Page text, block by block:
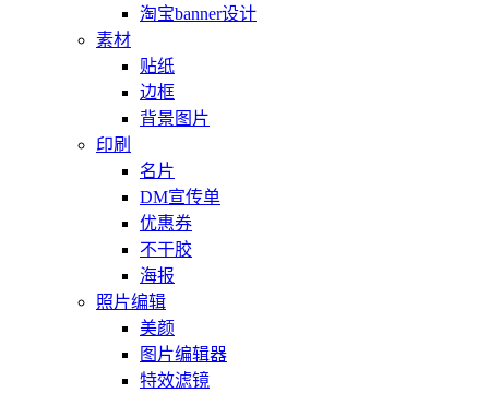
淘宝banner设计
素材
贴纸
边框
背景图片
印刷
名片
DM宣传单
优惠券
不干胶
海报
照片编辑
美颜
图片编辑器
特效滤镜